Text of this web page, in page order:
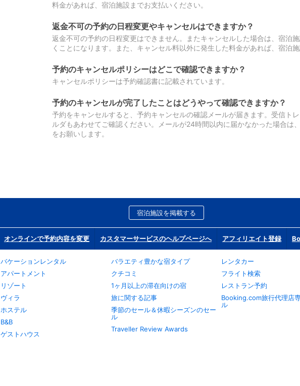
料金があれば、宿泊施設までお支払いください。
返金不可の予約の日程変更やキャンセルはできますか？
返金不可の予約の日程変更はできません。またキャンセルした場合は、宿泊
くことになります。また、キャンセル料以外に発生した料金があれば、宿泊施
予約のキャンセルポリシーはどこで確認できますか？
キャンセルポリシーは予約確認書に記載されています。
予約のキャンセルが完了したことはどうやって確認できますか？
予約をキャンセルすると、予約キャンセルの確認メールが届きます。受信ト
ルダもあわせてご確認ください。メールが24時間以内に届かなかった場合は
をお願いします。
宿泊施設を掲載する
オンラインで予約内容を変更 カスタマーサービスのヘルプページへ アフィリエイト登録
バケーションレンタル
アパートメント
リゾート
ヴィラ
ホステル
B&B
ゲストハウス
バラエティ豊かな宿タイプ
クチコミ
1ヶ月以上の滞在向けの宿
旅に関する記事
季節のセール＆休暇シーズンのセー
ル
Traveller Review Awards
レンタカー
フライト検索
レストラン予約
Booking.com旅行代理店
ル